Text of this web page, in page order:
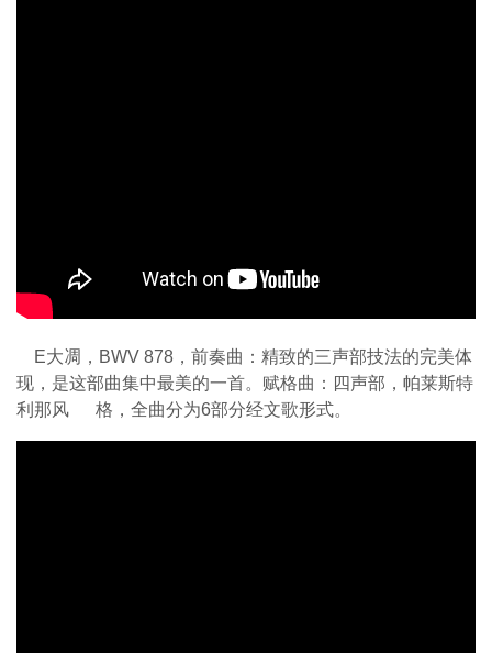
E大凋，BWV 878，前奏曲：精致的三声部技法的完美体
现，是这部曲集中最美的一首。赋格曲：四声部，帕莱斯特
利那风 格，全曲分为6部分经文歌形式。